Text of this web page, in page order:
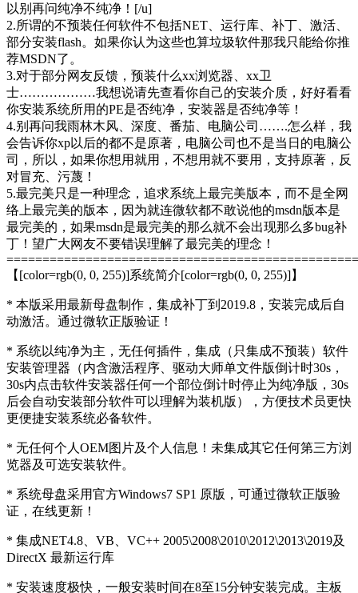
以别再问纯净不纯净！[/u]
2.所谓的不预装任何软件不包括NET、运行库、补丁、激活、
部分安装flash。如果你认为这些也算垃圾软件那我只能给你推
荐MSDN了。
3.对于部分网友反馈，预装什么xx浏览器、xx卫
士………………我想说请先查看你自己的安装介质，好好看看
你安装系统所用的PE是否纯净，安装器是否纯净等！
4.别再问我雨林木风、深度、番茄、电脑公司…….怎么样，我
会告诉你xp以后的都不是原著，电脑公司也不是当日的电脑公
司，所以，如果你想用就用，不想用就不要用，支持原著，反
对冒充、污蔑！
5.最完美只是一种理念，追求系统上最完美版本，而不是全网
络上最完美的版本，因为就连微软都不敢说他的msdn版本是
最完美的，如果msdn是最完美的那么就不会出现那么多bug补
丁！望广大网友不要错误理解了最完美的理念！
【[color=rgb(0, 0, 255)]系统简介[color=rgb(0, 0, 255)]】
* 本版采用最新母盘制作，集成补丁到2019.8，安装完成后自
动激活。通过微软正版验证！
* 系统以纯净为主，无任何插件，集成（只集成不预装）软件
安装管理器（内含激活程序、驱动大师单文件版倒计时30s，
30s内点击软件安装器任何一个部位倒计时停止为纯净版，30s
后会自动安装部分软件可以理解为装机版），方便技术员更快
更便捷安装系统必备软件。
* 无任何个人OEM图片及个人信息！未集成其它任何第三方浏
览器及可选安装软件。
* 系统母盘采用官方Windows7 SP1 原版，可通过微软正版验
证，在线更新！
* 集成NET4.8、VB、VC++ 2005\2008\2010\2012\2013\2019及
DirectX 最新运行库
* 安装速度极快，一般安装时间在8至15分钟安装完成。主板